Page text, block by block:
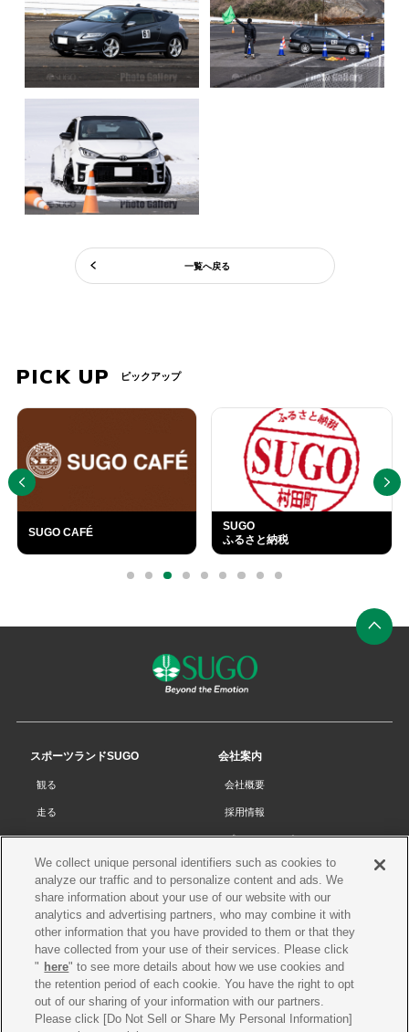
一覧へ戻る
PICK UP ピックアップ
SUGO CAFÉ
SUGO
ふるさと納税
外
部
0 1 2 3 4 5 6 7 8
PREV NEXT
の
スポーツランドSUGO
観る
走る
チケット
リザルト
コース・施設
SUGOで遊ぼう
スクール
イベントスケジュール
営業案内・アクセス
会社案内
会社概要
採用情報
プライバシーポリシー
Cookieポリシー
サイトマップ
お問い合わせ
プレス申請
We collect unique personal identifiers such as cookies to
analyze our traffic and to personalize content and ads. We
share information about your use of our website with our
analytics and advertising partners, who may combine it with
other information that you have provided to them or that they
have collected from your use of their services. Please click
" here" to see more details about how we use cookies and
the retention period of each cookie. You have the right to opt
out of our sharing of your information with our partners.
Please click [Do Not Sell or Share My Personal Information]